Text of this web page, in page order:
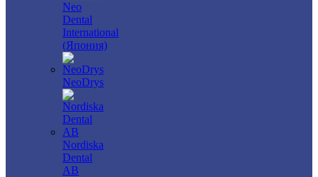
Neo
Dental
International
(Япония)
NeoDrys
Nordiska
Dental
AB